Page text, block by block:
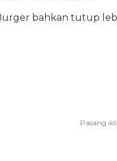
bahkan tutup